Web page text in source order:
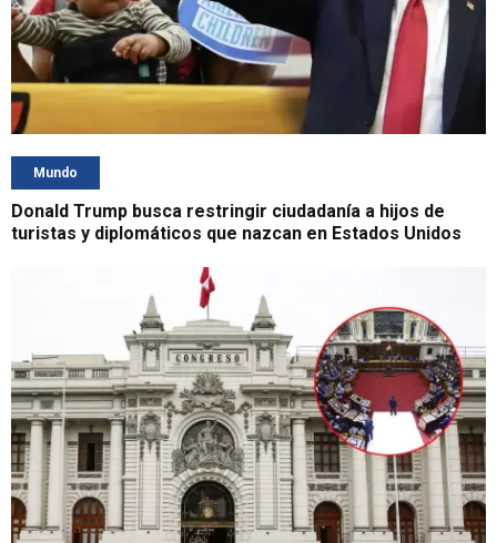
Mundo
Donald Trump busca restringir ciudadanía a hijos de
turistas y diplomáticos que nazcan en Estados Unidos